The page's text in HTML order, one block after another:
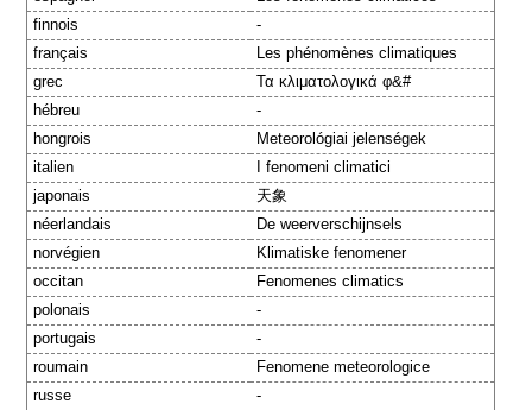
finnois
-
français
Les phénomènes climatiques
grec
Τα κλιματολογικά φ&#
hébreu
-
hongrois
Meteorológiai jelenségek
italien
I fenomeni climatici
japonais
天象
néerlandais
De weerverschijnsels
norvégien
Klimatiske fenomener
occitan
Fenomenes climatics
polonais
-
portugais
-
roumain
Fenomene meteorologice
russe
-